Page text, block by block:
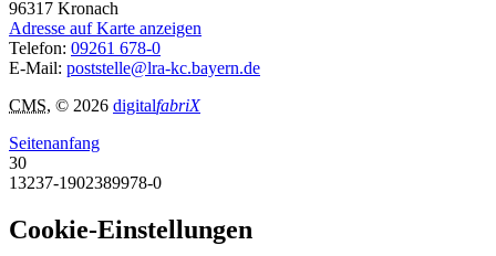
96317 Kronach
Adresse auf Karte anzeigen
Telefon: 09261 678-0
E-Mail: poststelle@lra-kc.bayern.de
CMS, © 2026 digitalfabriX
Seitenanfang
30
13237-1902389978-0
Cookie-Einstellungen